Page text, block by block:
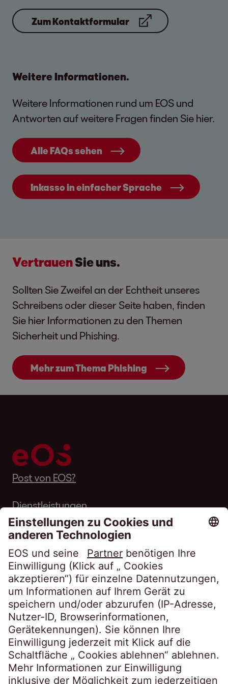
Senden Sie uns Ihr Anliegen über das
schnellstmöglich bearbeiten zu können,
geben Sie bitte alle wichtigen
Informationen an, die wir zur
Bearbeitung benötigen.
Zum Kontaktformular
Weitere Informationen.
Weitere Informationen rund um EOS und
Antworten auf weitere Fragen finden Sie hier.
Alle FAQs sehen
Inkasso in einfacher Sprache
VertrauenSie uns.
Sollten Sie Zweifel an der Echtheit unseres
Schreibens oder dieser Seite haben, finden
Sie hier Informationen zu den Themen
Sicherheit und Phishing.
Mehr zum Thema Phishing
Post von EOS?
Dienstleistungen
Über EOS
Karriere
Folgen Sie uns auf